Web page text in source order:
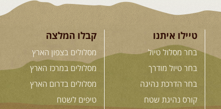
הקווקז הגבוה מחכה לכם: נתיבי שטח
מרהיבים, פסגות מושלגות, אירוח ...
[המשך]
23-29.09.2026 - סוכות – טיול
פתוח
בין רכס הקווקז הנמוך לגבוה, בין נהרות
שוצפים למעברי הרים ...[המשך]
טיילו איתנו
בחר מסלול טיול
בחר טיול מודרך
בחר הדרכת נהיגה
קורס נהיגת שטח
קבלו המלצה
מסלולים בצפון הארץ
מסלולים במרכז הארץ
מסלולים בדרום הארץ
טיפים לשטח